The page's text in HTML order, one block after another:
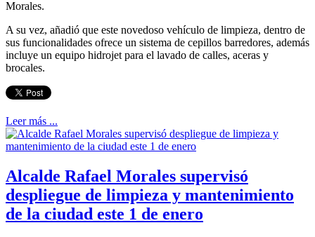
Morales.
A su vez, añadió que este novedoso vehículo de limpieza, dentro de
sus funcionalidades ofrece un sistema de cepillos barredores, además
incluye un equipo hidrojet para el lavado de calles, aceras y
brocales.
Leer más ...
Alcalde Rafael Morales supervisó
despliegue de limpieza y mantenimiento
de la ciudad este 1 de enero